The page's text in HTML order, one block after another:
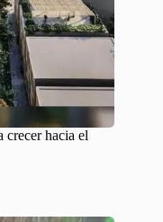
crecer hacia el